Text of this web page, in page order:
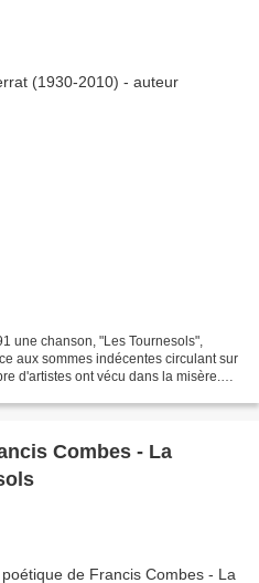
une chanson, "Les Tournesols",
aux sommes indécentes circulant sur
d'artistes ont vécu dans la misère.
Combes - La